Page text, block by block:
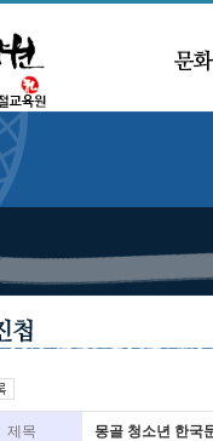
제목 몽골 청소년 한국